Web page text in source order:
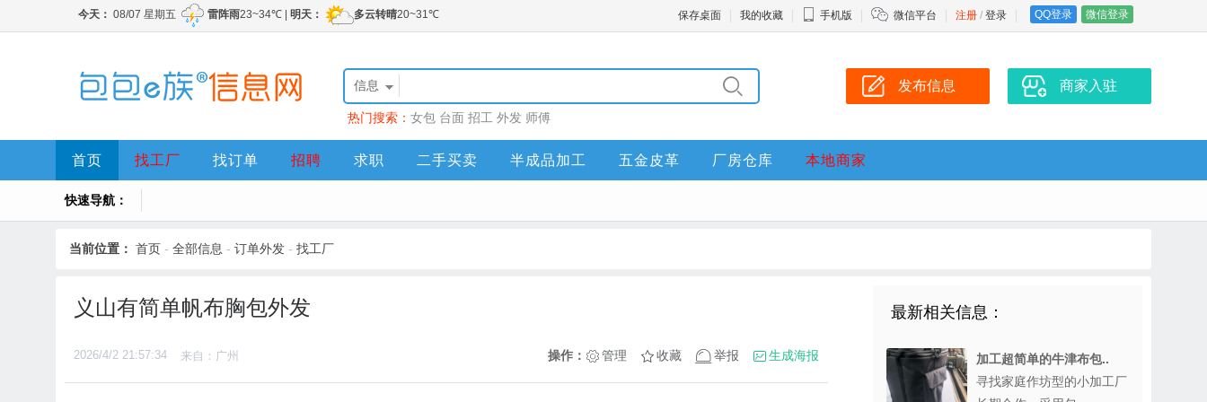
注册 / 登录 QQ登录 微信登录
保存桌面 我的收藏 手机版 微信平台
信息
热门搜索： 女包 台面 招工 外发 师傅
发布信息 商家入驻
首页 找工厂 找订单 招聘 求职 二手买卖 半成品加工 五金皮革 厂房仓库 本地商家
快速导航：
当前位置： 首页 - 全部信息 - 订单外发 - 找工厂
义山有简单帆布胸包外发
2026/4/2 21:57:34 来自：广州 操作： 管理 收藏 举报 生成海报
最新相关信息：
加工超简单的牛津布包..
寻找家庭作坊型的小加工厂